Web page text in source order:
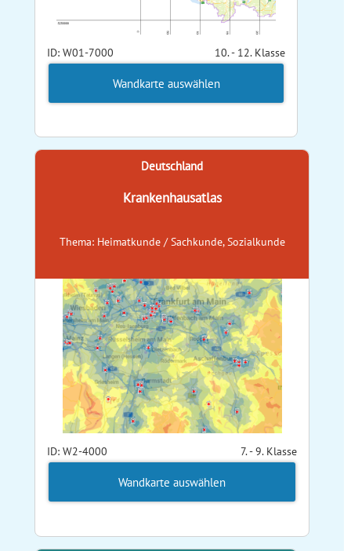
ID: W01-7000 10. - 12. Klasse
Wandkarte auswählen
Deutschland
Krankenhausatlas
Thema: Heimatkunde / Sachkunde, Sozialkunde
ID: W2-4000 7. - 9. Klasse
Wandkarte auswählen